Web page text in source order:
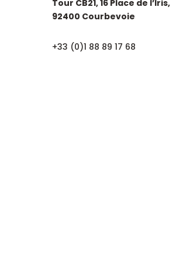
Tour CB21, 16 Place de l’Iris,
92400 Courbevoie
+33 (0)1 88 89 17 68